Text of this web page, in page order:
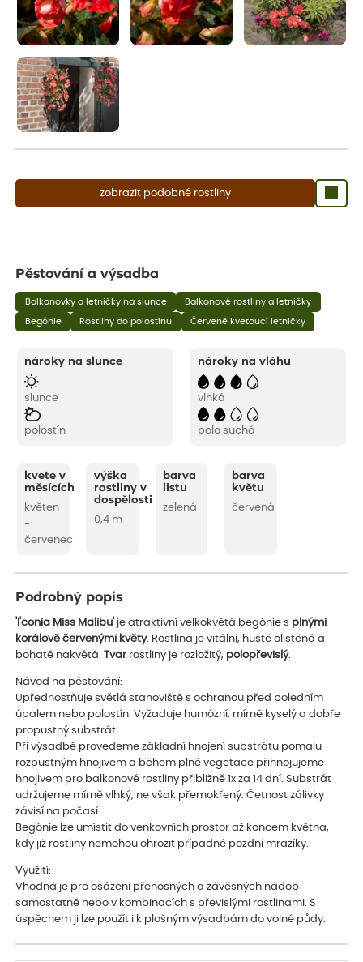
zobrazit podobné rostliny
Pěstování a výsadba
Balkonovky a letničky na slunce Balkonové rostliny a letničky
Begónie Rostliny do polostínu Červeně kvetoucí letničky
nároky na slunce
slunce
polostín
nároky na vláhu
vlhká
polo suchá
kvete v
měsících
květen
-
červenec
výška
rostliny v
dospělosti
0,4 m
barva
listu
zelená
barva
květu
červená
Podrobný popis
'I'conia Miss Malibu' je atraktivní velkokvětá begónie s plnými
korálově červenými květy. Rostlina je vitální, hustě olistěná a
bohatě nakvétá.
Tvar rostliny je rozložitý, polopřevislý.
Návod na pěstování:
Upřednostňuje světlá stanoviště s ochranou před poledním
úpalem nebo polostín. Vyžaduje humózní, mírně kyselý a dobře
propustný substrát.
Při výsadbě provedeme základní hnojení substrátu pomalu
rozpustným hnojivem a během plné vegetace přihnojujeme
hnojivem pro balkonové rostliny přibližně 1x za 14 dní. Substrát
udržujeme mírně vlhký, ne však přemokřený. Četnost zálivky
závisí na počasí.
Begónie lze umístit do venkovních prostor až koncem května,
kdy již rostliny nemohou ohrozit případné pozdní mrazíky.
Využití:
Vhodná je pro osázení přenosných a závěsných nádob
samostatně nebo v kombinacích s převislými rostlinami. S
úspěchem ji lze použít i k plošným výsadbám do volné půdy.